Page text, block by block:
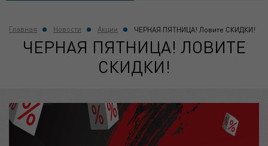
Главная Новости Акции ЧЕРНАЯ ПЯТНИЦА! Ловите СКИДКИ!
ЧЕРНАЯ ПЯТНИЦА! ЛОВИТЕ
СКИДКИ!